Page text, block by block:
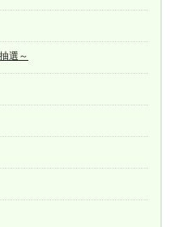
選～